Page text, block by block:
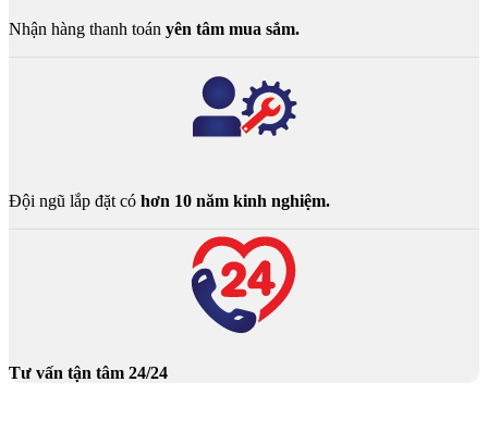
Nhận hàng thanh toán yên tâm mua sắm.
Đội ngũ lắp đặt có hơn 10 năm kinh nghiệm.
Tư vấn tận tâm 24/24